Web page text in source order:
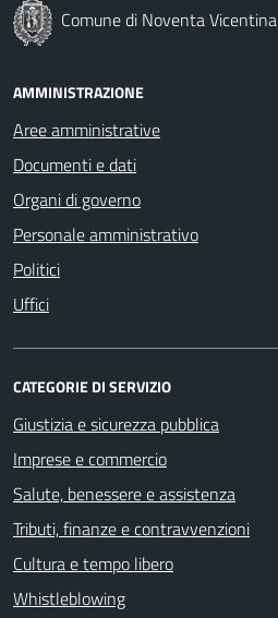
Comune di Noventa Vicentina
AMMINISTRAZIONE
Aree amministrative
Documenti e dati
Organi di governo
Personale amministrativo
Politici
Uffici
CATEGORIE DI SERVIZIO
Giustizia e sicurezza pubblica
Imprese e commercio
Salute, benessere e assistenza
Tributi, finanze e contravvenzioni
Cultura e tempo libero
Whistleblowing